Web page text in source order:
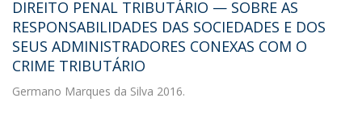
DIREITO PENAL TRIBUTÁRIO — SOBRE AS
RESPONSABILIDADES DAS SOCIEDADES E DOS
SEUS ADMINISTRADORES CONEXAS COM O
CRIME TRIBUTÁRIO
Germano Marques da Silva 2016.